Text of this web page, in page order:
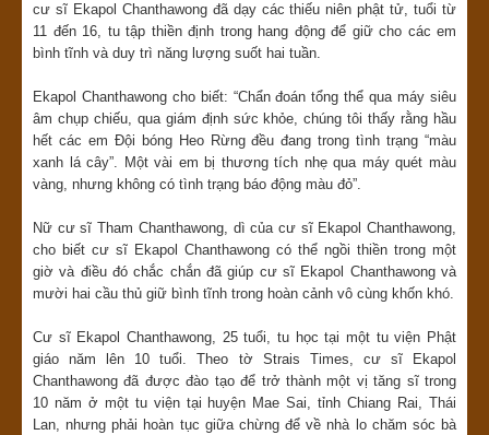
cư sĩ Ekapol Chanthawong đã dạy các thiếu niên phật tử, tuổi từ
11 đến 16, tu tập thiền định trong hang động để giữ cho các em
bình tĩnh và duy trì năng lượng suốt hai tuần.
Ekapol Chanthawong cho biết: “Chẩn đoán tổng thể qua máy siêu
âm chụp chiếu, qua giám định sức khỏe, chúng tôi thấy rằng hầu
hết các em Đội bóng Heo Rừng đều đang trong tình trạng “màu
xanh lá cây”. Một vài em bị thương tích nhẹ qua máy quét màu
vàng, nhưng không có tình trạng báo động màu đỏ”.
Nữ cư sĩ Tham Chanthawong, dì của cư sĩ Ekapol Chanthawong,
cho biết cư sĩ Ekapol Chanthawong có thể ngồi thiền trong một
giờ và điều đó chắc chắn đã giúp cư sĩ Ekapol Chanthawong và
mười hai cầu thủ giữ bình tĩnh trong hoàn cảnh vô cùng khốn khó.
Cư sĩ Ekapol Chanthawong, 25 tuổi, tu học tại một tu viện Phật
giáo năm lên 10 tuổi. Theo tờ Strais Times, cư sĩ Ekapol
Chanthawong đã được đào tạo để trở thành một vị tăng sĩ trong
10 năm ở một tu viện tại huyện Mae Sai, tỉnh Chiang Rai, Thái
Lan, nhưng phải hoàn tục giữa chừng để về nhà lo chăm sóc bà